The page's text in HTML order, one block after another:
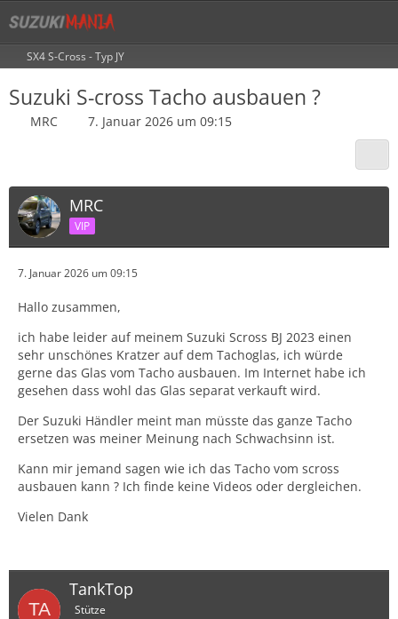
SX4 S-Cross - Typ JY
Suzuki S-cross Tacho ausbauen ?
MRC 7. Januar 2026 um 09:15
MRC
VIP
7. Januar 2026 um 09:15
Hallo zusammen,
ich habe leider auf meinem Suzuki Scross BJ 2023 einen
sehr unschönes Kratzer auf dem Tachoglas, ich würde
gerne das Glas vom Tacho ausbauen. Im Internet habe ich
gesehen dass wohl das Glas separat verkauft wird.
Der Suzuki Händler meint man müsste das ganze Tacho
ersetzen was meiner Meinung nach Schwachsinn ist.
Kann mir jemand sagen wie ich das Tacho vom scross
ausbauen kann ? Ich finde keine Videos oder dergleichen.
Vielen Dank
TankTop
Stütze